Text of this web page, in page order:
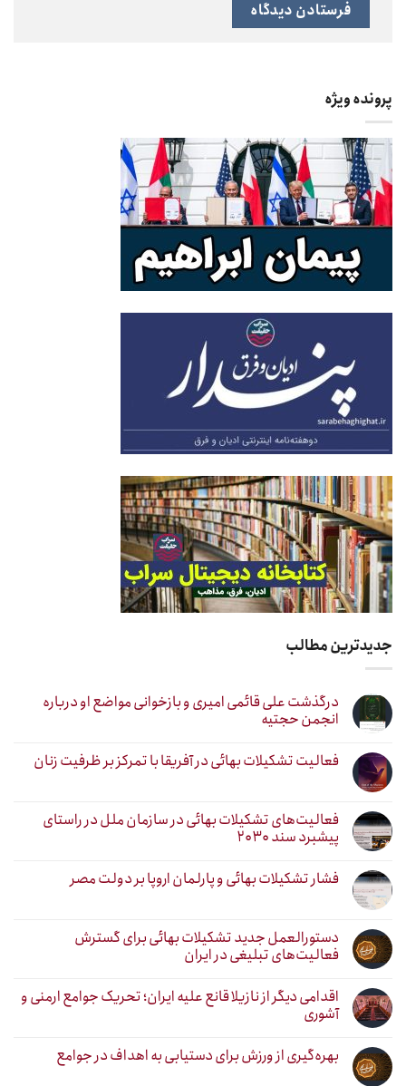
پرونده ویژه
جدیدترین مطالب
درگذشت علی قائمی امیری و بازخوانی مواضع او درباره
انجمن حجتیه
فعالیت تشکیلات بهائی در آفریقا با تمرکز بر ظرفیت زنان
فعالیت‌های تشکیلات بهائی در سازمان ملل در راستای
پیشبرد سند ۲۰۳۰
فشار تشکیلات بهائی و پارلمان اروپا بر دولت مصر
دستورالعمل جدید تشکیلات بهائی برای گسترش
فعالیت‌های تبلیغی در ایران
اقدامی دیگر از نازیلا قانع علیه ایران؛ تحریک جوامع ارمنی و
آشوری
بهره‌گیری از ورزش برای دستیابی به اهداف در جوامع